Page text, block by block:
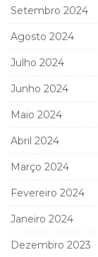
Setembro 2024
Agosto 2024
Julho 2024
Junho 2024
Maio 2024
Abril 2024
Março 2024
Fevereiro 2024
Janeiro 2024
Dezembro 2023